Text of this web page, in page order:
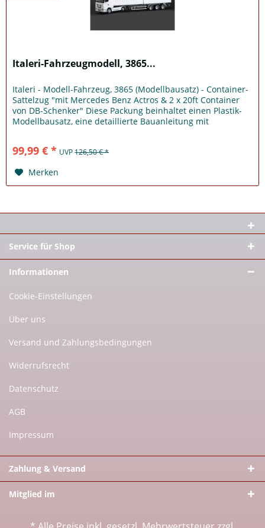
Italeri-Fahrzeugmodell, 3865...
Italeri - Modell-Fahrzeug, 3865 (Modellbausatz) - Container-
Sattelzug "mit Mercedes Benz Actros & 2 x 20ft Container
von DB-Schenker" Diese Packung beinhaltet einen Plastik-
Modellbausatz, eine detaillierte Bauanleitung mit
99,99 € * UVP126,50 € *
Merken
Service für Shop
Informationen
Cookie-Einstellungen
Über uns
Versand und Zahlungsbedingungen
Widerrufsrecht
Datenschutz
AGB
Impressum
Zahlung & Versand
Mitglied im